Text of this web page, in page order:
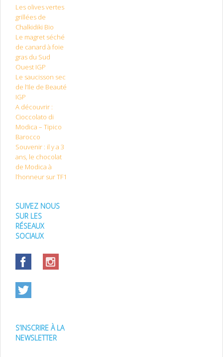
Les olives vertes
grillées de
Chalkidiki Bio
Le magret séché
de canard à foie
gras du Sud
Ouest IGP
Le saucisson sec
de l’Ile de Beauté
IGP
A découvrir :
Cioccolato di
Modica – Tipico
Barocco
Souvenir : il y a 3
ans, le chocolat
de Modica à
l’honneur sur TF1
SUIVEZ NOUS
SUR LES
RÉSEAUX
SOCIAUX
S’INSCRIRE À LA
NEWSLETTER